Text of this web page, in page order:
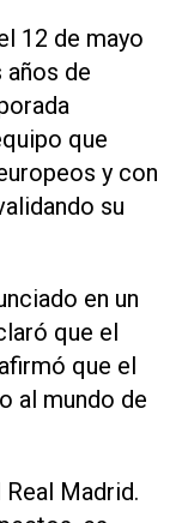
12 de mayo
años de
que
⁠y con
su
en un
‌que el
que el
al mundo de
Real Madrid.